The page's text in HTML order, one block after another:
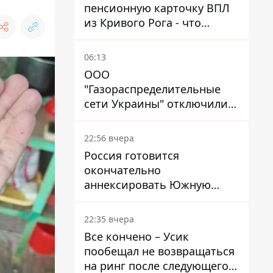
пенсионную карточку ВПЛ
из Кривого Рога - что
решил суд
06:13
ООО
"Газораспределительные
сети Украины" отключили
львовянке газ - что решил
суд
22:56 вчера
Россия готовится
окончательно
аннексировать Южную
Осетию – страны НАТО
обеспокоены
22:35 вчера
Все кончено – Усик
пообещал не возвращаться
на ринг после следующего